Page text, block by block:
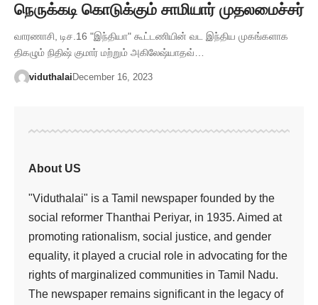
நெருக்கடி கொடுக்கும் சாமியார் முதலமைச்சர்
வாரணாசி, டிச.16 "இந்தியா" கூட்டணியின் வட இந்திய முகங்களாக
திகழும் நிதிஷ் குமார் மற்றும் அகிலேஷ்யாதவ்…
viduthalai December 16, 2023
About US
"Viduthalai" is a Tamil newspaper founded by the
social reformer Thanthai Periyar, in 1935. Aimed at
promoting rationalism, social justice, and gender
equality, it played a crucial role in advocating for the
rights of marginalized communities in Tamil Nadu.
The newspaper remains significant in the legacy of